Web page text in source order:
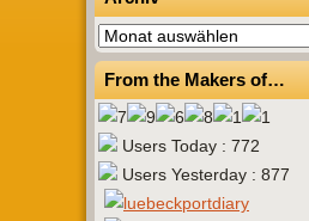
Archiv
From the Makers of…
Users Today : 772
Users Yesterday : 877